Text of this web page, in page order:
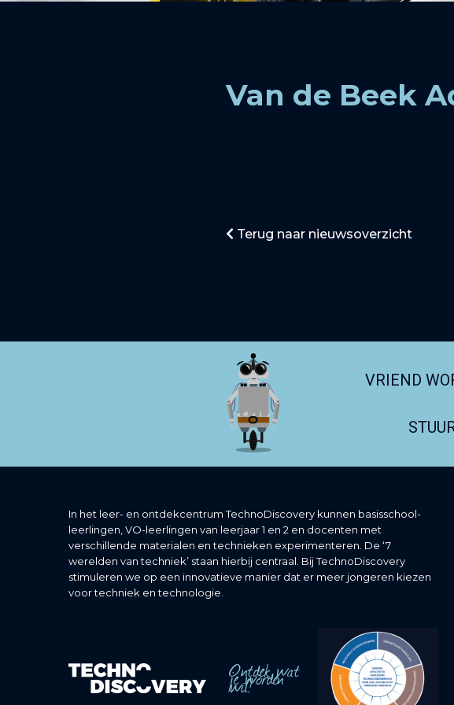
Van de Beek
Terug naar nieuwsoverzicht
VRIEND
In het leer- en ontdekcentrum TechnoDiscovery kunnen basisschool-
leerlingen, VO-leerlingen van leerjaar 1 en 2 en docenten met
verschillende materialen en technieken experimenteren. De ‘7
werelden van techniek’ staan hierbij centraal. Bij TechnoDiscovery
stimuleren we op een innovatieve manier dat er meer jongeren kiezen
voor techniek en technologie.
Ontdek wat
je worden
wil!